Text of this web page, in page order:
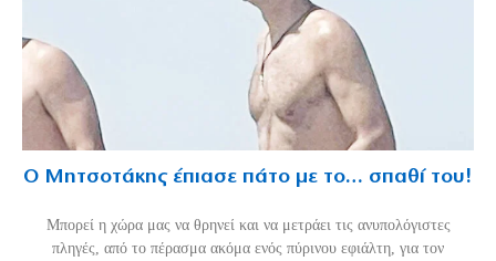
Ο Μητσοτάκης έπιασε πάτο με το… σπαθί του!
Mπορεί η χώρα μας να θρηνεί και να μετράει τις ανυπολόγιστες
πληγές, από το πέρασμα ακόμα ενός πύρινου εφιάλτη, για τον